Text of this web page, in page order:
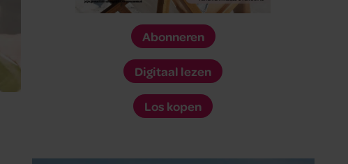
Abonneren
Digitaal lezen
Los kopen